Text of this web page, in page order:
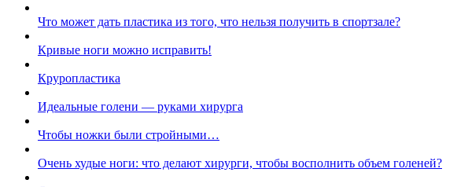
Что может дать пластика из того, что нельзя получить в спортзале?
Кривые ноги можно исправить!
Круропластика
Идеальные голени — руками хирурга
Чтобы ножки были стройными…
Очень худые ноги: что делают хирурги, чтобы восполнить объем голеней?